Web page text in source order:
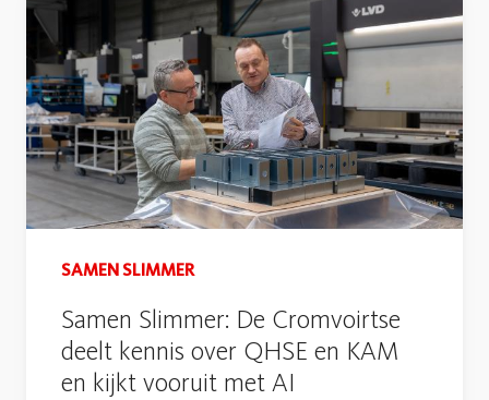
SAMEN SLIMMER
Samen Slimmer: De Cromvoirtse
deelt kennis over QHSE en KAM
en kijkt vooruit met AI